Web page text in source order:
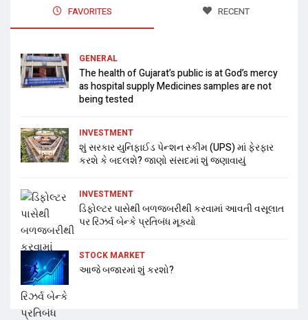
FAVORITES RECENT
GENERAL
The health of Gujarat’s public is at God’s mercy
as hospital supply Medicines samples are not
being tested
INVESTMENT
શું સરકાર યુનિફાઈડ પેન્શન સ્કીમ (UPS) માં ફેરફાર
કરશે કે બદલશે? જાણો સંસદમાં શું જણાવાયું
INVESTMENT
ડિફોલ્ટર પાસેથી બળજબરીથી કરવામાં આવતી વસૂલાત
પર રિઝર્વ બેન્કે પ્રતિબંધ મૂક્યો
STOCK MARKET
આજે બજારમાં શું કરશો?